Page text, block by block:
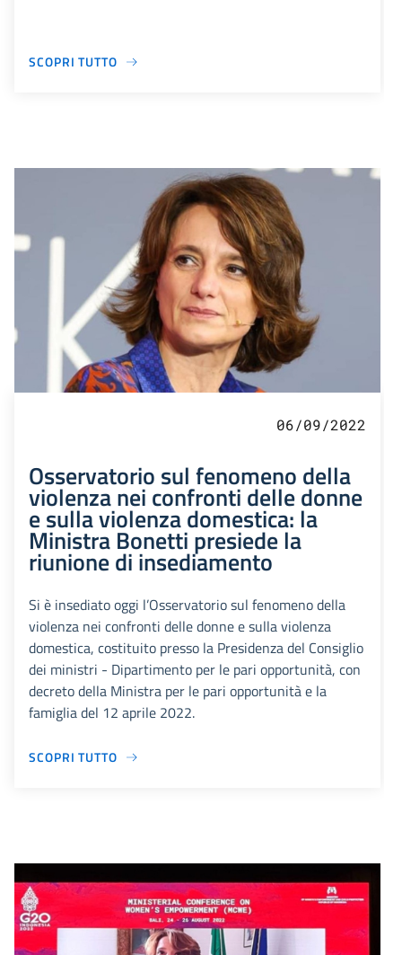
SCOPRI TUTTO
06/09/2022
Osservatorio sul fenomeno della
violenza nei confronti delle donne
e sulla violenza domestica: la
Ministra Bonetti presiede la
riunione di insediamento
Si è insediato oggi l’Osservatorio sul fenomeno della
violenza nei confronti delle donne e sulla violenza
domestica, costituito presso la Presidenza del Consiglio
dei ministri - Dipartimento per le pari opportunità, con
decreto della Ministra per le pari opportunità e la
famiglia del 12 aprile 2022.
SCOPRI TUTTO